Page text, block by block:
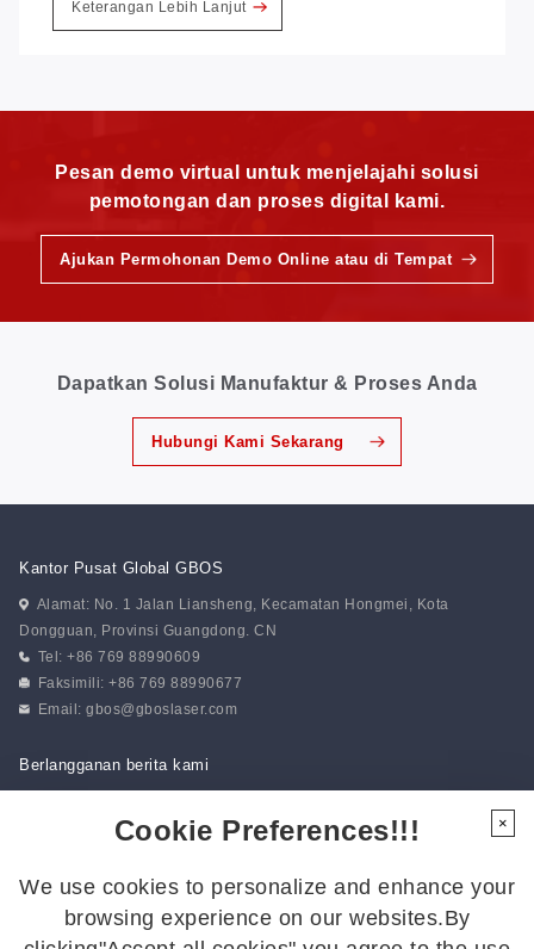
Keterangan Lebih Lanjut
Pesan demo virtual untuk menjelajahi solusi
pemotongan dan proses digital kami.
Ajukan Permohonan Demo Online atau di Tempat
Dapatkan Solusi Manufaktur & Proses Anda
Hubungi Kami Sekarang
Kantor Pusat Global GBOS
Alamat: No. 1 Jalan Liansheng, Kecamatan Hongmei, Kota
Dongguan, Provinsi Guangdong. CN
Tel: +86 769 88990609
Faksimili: +86 769 88990677
Email:gbos@gboslaser.com
Berlangganan berita kami
Ikuti kami untuk mendapatkan kabar terbaru:
Cookie Preferences!!!
We use cookies to personalize and enhance your
browsing experience on our websites.By
×